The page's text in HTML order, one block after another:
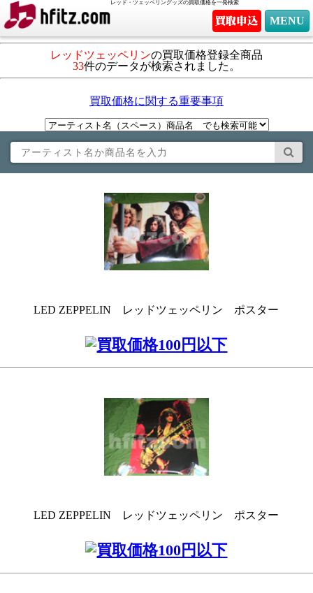
レッド・ツェッペリングッズの買取価格を一発検索
MENU
レッドツェッペリンの買取価格登録全商品
33件のデータが検索されました。
買取価格に関する重要事項
LED ZEPPELIN レッドツェッペリン ポスター
LED ZEPPELIN レッドツェッペリン ポスター